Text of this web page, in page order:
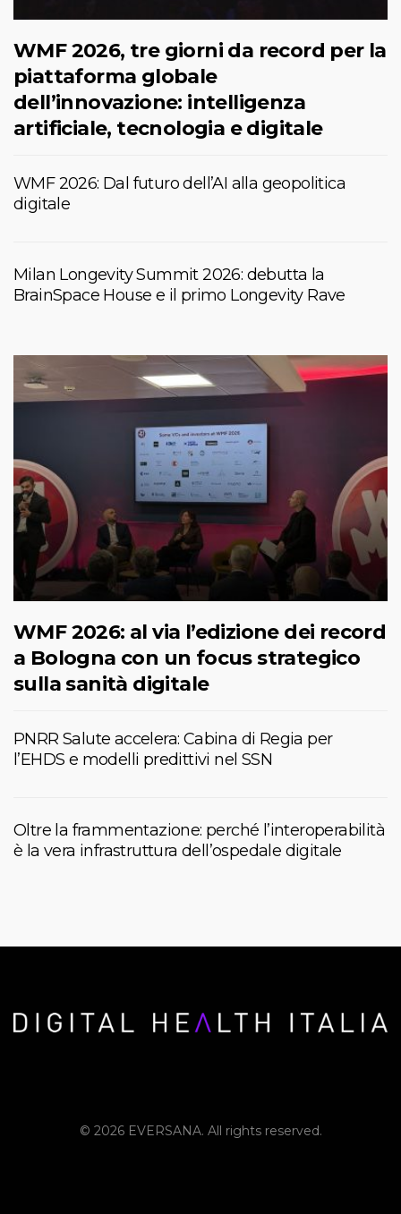
WMF 2026, tre giorni da record per la
piattaforma globale
dell’innovazione: intelligenza
artificiale, tecnologia e digitale
WMF 2026: Dal futuro dell’AI alla geopolitica
digitale
Milan Longevity Summit 2026: debutta la
BrainSpace House e il primo Longevity Rave
WMF 2026: al via l’edizione dei record
a Bologna con un focus strategico
sulla sanità digitale
PNRR Salute accelera: Cabina di Regia per
l’EHDS e modelli predittivi nel SSN
Oltre la frammentazione: perché l’interoperabilità
è la vera infrastruttura dell’ospedale digitale
© 2026 EVERSANA. All rights reserved.